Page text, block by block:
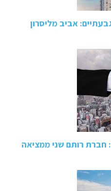
אביב מליסרון
חברת רותם שני ממציאה